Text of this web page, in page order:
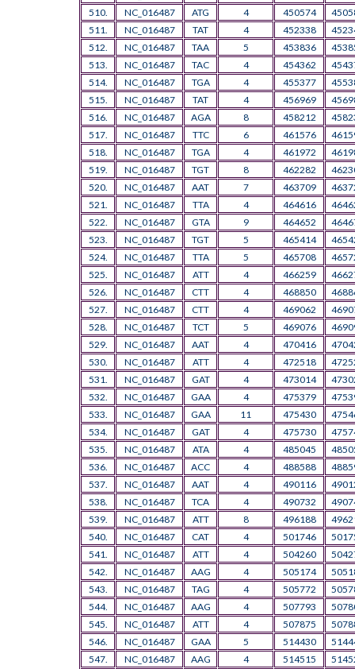
510.
NC_016487 ATG 4 450574
511.
NC_016487 TAT 4 452338
512.
NC_016487 TAA 5 453836
513.
NC_016487 TAC 4 454362
514.
NC_016487 TGA 4 455377
515.
NC_016487 TAT 4 456969
516.
NC_016487 AGA 8 458212
517.
NC_016487 TTC 6 461576
518.
NC_016487 TGA 4 461972
519.
NC_016487 TGT 8 462282
520.
NC_016487 AAT 7 463709
521.
NC_016487 TTA 4 464616
522.
NC_016487 GTA 9 464652
523.
NC_016487 TGT 5 465414
524.
NC_016487 TTA 5 465708
525.
NC_016487 ATT 4 466259
526.
NC_016487 CTT 4 468850
527.
NC_016487 CTT 4 469062
528.
NC_016487 TCT 5 469076
529.
NC_016487 AAT 4 470416
530.
NC_016487 ATT 4 472518
531.
NC_016487 GAT 4 473014
532.
NC_016487 GAA 4 475379
533.
NC_016487 GAA 11 475430
534.
NC_016487 GAT 4 475730
535.
NC_016487 ATA 4 485045
536.
NC_016487 ACC 4 488588
537.
NC_016487 AAT 4 490116
538.
NC_016487 TCA 4 490732
539.
NC_016487 ATT 8 496188
540.
NC_016487 CAT 4 501746
541.
NC_016487 ATT 4 504260
542.
NC_016487 AAG 4 505174
543.
NC_016487 TAG 4 505772
544.
NC_016487 AAG 4 507793
545.
NC_016487 ATT 4 507875
546.
NC_016487 GAA 5 514430
547.
NC_016487 AAG 4 514515